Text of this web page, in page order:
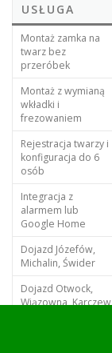
USŁUGA
Montaż zamka na
twarz bez
przeróbek
Montaż z wymianą
wkładki i
frezowaniem
Rejestracja twarzy i
konfiguracja do 6
osób
Integracja z
alarmem lub
Google Home
Dojazd Józefów,
Michalin, Świder
Dojazd Otwock,
Wiązowna, Karczew